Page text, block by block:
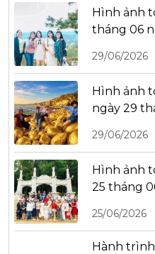
Hình ảnh
tháng 06
29/06/2026
Hình ảnh
ngày 29
29/06/2026
Hình ảnh
25 tháng
25/06/2026
Hành